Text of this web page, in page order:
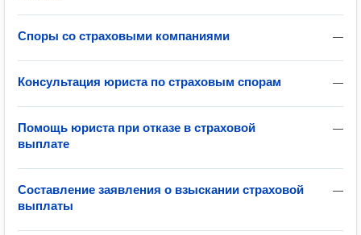
—
Споры со страховыми компаниями
—
Консультация юриста по страховым спорам
—
Помощь юриста при отказе в страховой
выплате
—
Составление заявления о взыскании страховой
выплаты